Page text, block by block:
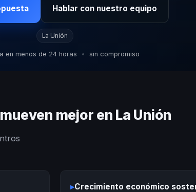
Hablar con nuestro equipo
La Unión
en menos de 24 horas • sin compromiso
mejor en La Unión
▸Crecimiento económico